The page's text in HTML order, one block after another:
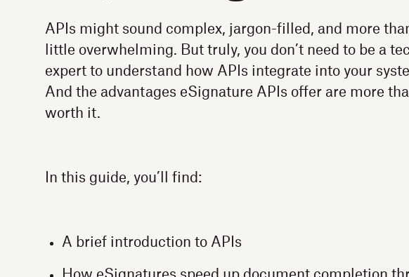
APIs might sound complex, jargon-filled, and more
little overwhelming. But truly, you don’t need to be a
expert to understand how APIs integrate into your
And the advantages eSignature APIs offer are more
worth it.
In this guide, you’ll find:
A brief introduction to APIs